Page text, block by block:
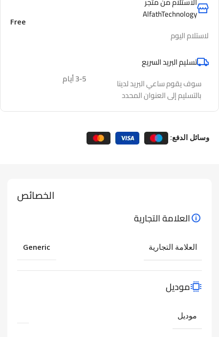
AlfathTechnology
لاستلام اليوم
Free
تسليم البريد السريع
سوف يقوم ساعي البريد لدينا
بالتسليم إلى العنوان المحدد
3-5 أيام
وسائل الدفع:
الخصائص
العلامة التجارية
العلامة التجارية Generic
موديل
موديل